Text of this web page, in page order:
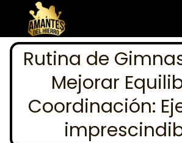
Rutina de
Mejorar
Coordinación: